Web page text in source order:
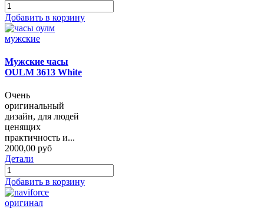
Добавить в корзину
Мужские часы
OULM 3613 White
Очень
оригинальный
дизайн, для людей
ценящих
практичность и...
2000,00 руб
Детали
Добавить в корзину